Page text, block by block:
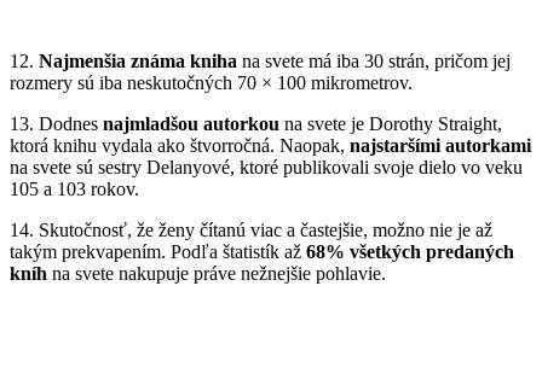
12. Najmenšia známa kniha na svete má iba 30 strán, pričom jej
rozmery sú iba neskutočných 70 × 100 mikrometrov.
13. Dodnes najmladšou autorkou na svete je Dorothy Straight,
ktorá knihu vydala ako štvorročná. Naopak, najstaršími autorkami
na svete sú sestry Delanyové, ktoré publikovali svoje dielo vo veku
105 a 103 rokov.
14. Skutočnosť, že ženy čítanú viac a častejšie, možno nie je až
takým prekvapením. Podľa štatistík až 68% všetkých predaných
kníh na svete nakupuje práve nežnejšie pohlavie.